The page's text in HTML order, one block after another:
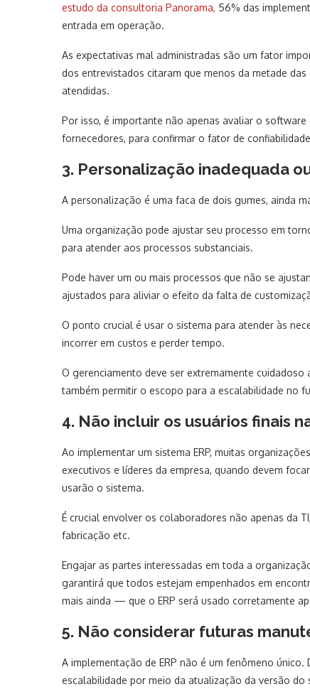
estudo da consultoria Panorama, 56% das
entrada em operação.
As expectativas mal administradas são um fator
dos entrevistados citaram que menos da metade
atendidas.
Por isso, é importante não apenas avaliar o
fornecedores, para confirmar o fator de
3. Personalização inadequada
A personalização é uma faca de dois gumes, ainda
Uma organização pode ajustar seu processo em
para atender aos processos substanciais.
Pode haver um ou mais processos que não se
ajustados para aliviar o efeito da falta de
O ponto crucial é usar o sistema para atender às
incorrer em custos e perder tempo.
O gerenciamento deve ser extremamente
também permitir o escopo para a escalabilidade no
4. Não incluir os usuários finais
Ao implementar um sistema ERP, muitas
executivos e líderes da empresa, quando devem
usarão o sistema.
É crucial envolver os colaboradores não apenas da
fabricação etc.
Engajar as partes interessadas em toda a
garantirá que todos estejam empenhados em
mais ainda — que o ERP será usado corretamente
5. Não considerar futuras
A implementação de ERP não é um fenômeno
escalabilidade por meio da atualização da versão